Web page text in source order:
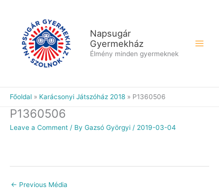
Napsugár
Gyermekház
Élmény minden gyermeknek
Főoldal Karácsonyi Játszóház 2018 P1360506
P1360506
Leave a Comment / By Gazsó Györgyi / 2019-03-04
← Previous Média